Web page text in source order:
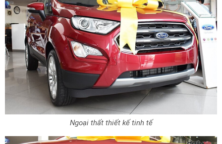
Ngoại thất thiết kế tinh tế